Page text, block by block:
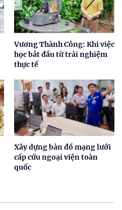
Vương Thành Công: Khi việc
học bắt đầu từ trải nghiệm
thực tế
Xây dựng bản đồ mạng lưới
cấp cứu ngoại viện toàn
quốc